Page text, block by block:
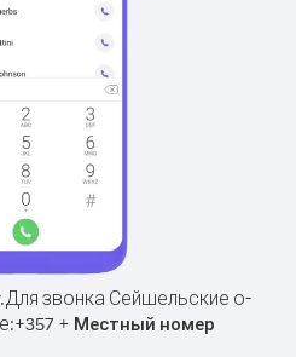
Для звонка Сейшельские о-
+357 + Местный номер